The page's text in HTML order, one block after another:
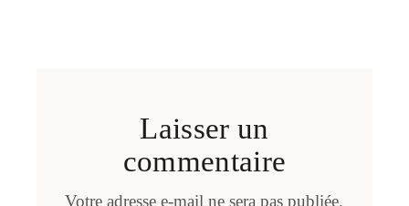
Laisser un
commentaire
Votre adresse e-mail ne sera pas publiée.